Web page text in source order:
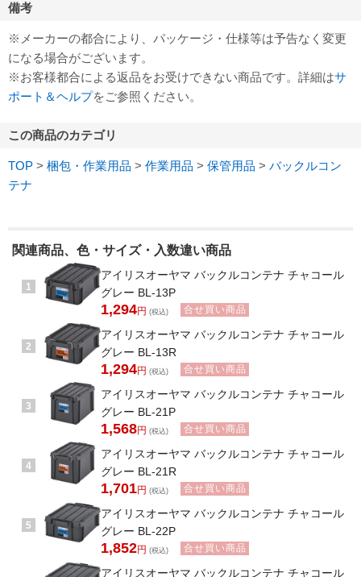
備考
※メーカーの都合により、パッケージ・仕様等は予告なく変更
になる場合がございます。
※お客様都合による返品をお受けできない商品です。詳細はサ
ポート＆ヘルプをご参照ください。
この商品のカテゴリ
TOP > 梱包・作業用品 > 作業用品 > 保管用品 > バックルコン
テナ
関連商品、色・サイズ・入数違い商品
1
アイリスオーヤマ バックルコンテナ チャコール
グレー BL-13P
1,294円 (税込) 合せ買い商品
2
アイリスオーヤマ バックルコンテナ チャコール
グレー BL-13R
1,294円 (税込) 合せ買い商品
3
アイリスオーヤマ バックルコンテナ チャコール
グレー BL-21P
1,568円 (税込) 合せ買い商品
4
アイリスオーヤマ バックルコンテナ チャコール
グレー BL-21R
1,701円 (税込) 合せ買い商品
5
アイリスオーヤマ バックルコンテナ チャコール
グレー BL-22P
1,852円 (税込) 合せ買い商品
アイリスオーヤマ バックルコンテナ チャコール